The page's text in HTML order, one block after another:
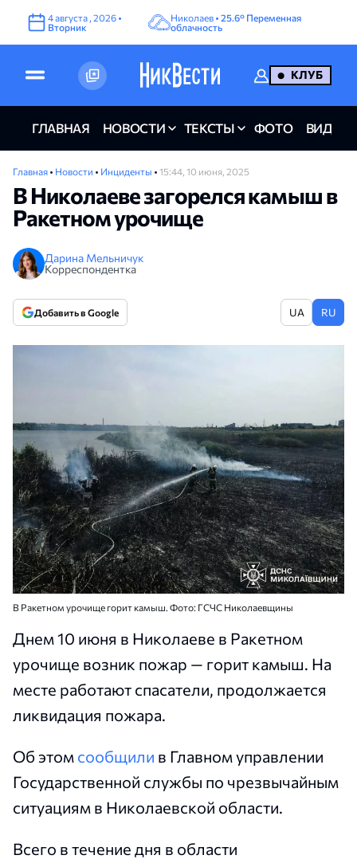
4августа , 2026 •
Вторник
Николаев • 25.6° Переменная
облачность
КЛУБ
ГЛАВНАЯ НОВОСТИ ТЕКСТЫ ФОТО ВИДЕО
Главная • Новости • Инциденты • 15:44, 10 июня, 2025
В Николаеве загорелся камыш в
Ракетном урочище
Дарина Мельничук
Корреспондентка
Добавить в Google UA RU
В Ракетном урочище горит камыш. Фото: ГСЧС Николаевщины
Днем 10 июня в Николаеве в Ракетном
урочище возник пожар — горит камыш. На
месте работают спасатели, продолжается
ликвидация пожара.
Об этом сообщили в Главном управлении
Государственной службы по чрезвычайным
ситуациям в Николаевской области.
Всего в течение дня в области